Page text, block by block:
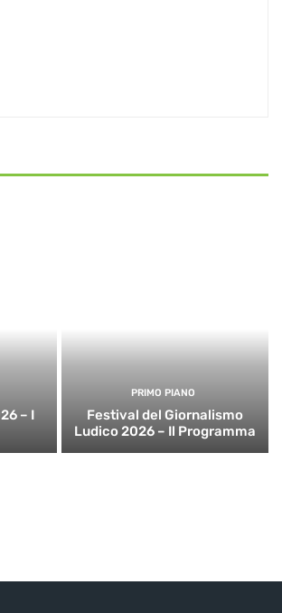
– I
PRIMO PIANO
Festival del Giornalismo
Ludico 2026 – Il Programma